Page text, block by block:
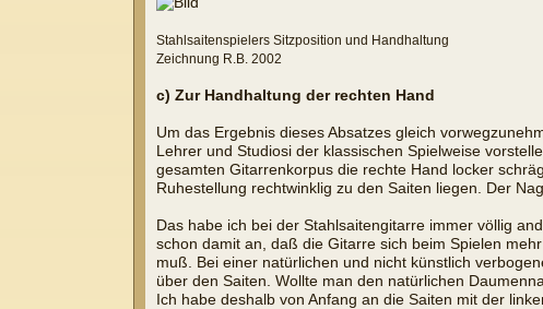
Stahlsaitenspielers Sitzposition und Handhaltung
Zeichnung R.B. 2002
c) Zur Handhaltung der rechten Hand
Um das Ergebnis dieses Absatzes gleich
Lehrer und Studiosi der klassischen Spielweise
gesamten Gitarrenkorpus die rechte Hand locker
Ruhestellung rechtwinklig zu den Saiten liegen. Der
Das habe ich bei der Stahlsaitengitarre immer völlig
schon damit an, daß die Gitarre sich beim Spielen
muß. Bei einer natürlichen und nicht künstlich
über den Saiten. Wollte man den natürlichen
Ich habe deshalb von Anfang an die Saiten mit der